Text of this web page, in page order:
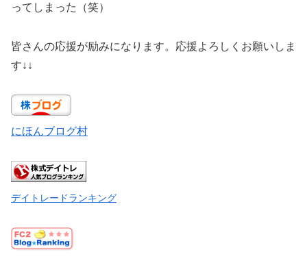
ってしまった（笑）
皆さんの応援が励みになります。応援よろしくお願いしま
す↓↓
にほんブログ村
デイトレードランキング